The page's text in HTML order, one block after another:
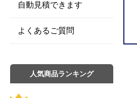
自動見積できます
よくあるご質問
人気商品ランキング